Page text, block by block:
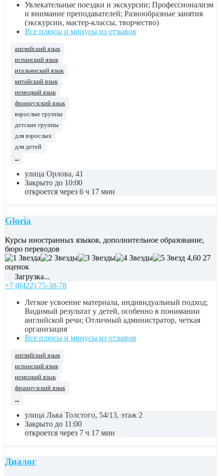
Увлекательные поездки и экскурсии; Профессионализм
и внимание преподавателей; Разнообразные занятия
(экскурсии, мастер-классы, творчество)
Все плюсы и минусы из отзывов
английский язык
испанский язык
итальянский язык
китайский язык
немецкий язык
французский язык
взрослые группы
детские группы
для взрослых
для детей
...
улица Орлова, 41
Закрыто до 10:00
откроется через 6 ч 17 мин
Gloria
Курсы иностранных языков, дополнительное образование,
бюро переводов
4,60 27
оценок
Загрузка...
+7 (8422) 75-38-78
Легкое усвоение материала, индивидуальный подход;
Видимый результат у детей, особенно в понимании
английской речи; Отличный администратор, четкая
организация
Все плюсы и минусы из отзывов
английский язык
испанский язык
немецкий язык
французский язык
улица Льва Толстого, 54/13, этаж 2
Закрыто до 11:00
откроется через 7 ч 17 мин
Диалог